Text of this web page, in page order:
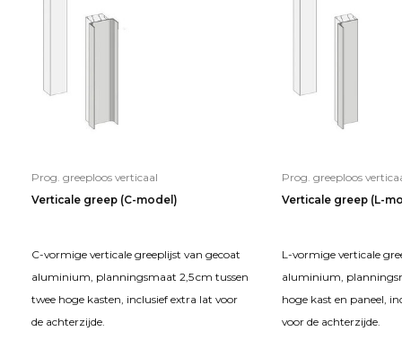
Prog. greeploos verticaal
Verticale greep (C-model)
C-vormige verticale greeplijst van gecoat
aluminium, planningsmaat 2,5 cm tussen
twee hoge kasten, inclusief extra lat voor
de achterzijde.
Prog. greeploos
Verticale greep (L-
L-vormige verticale
aluminium,
hoge kast en paneel,
voor de achterzijde.